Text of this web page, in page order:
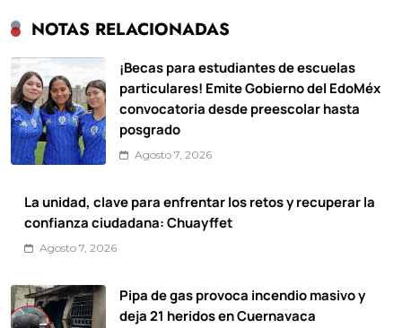
NOTAS RELACIONADAS
¡Becas para estudiantes de escuelas
particulares! Emite Gobierno del EdoMéx
convocatoria desde preescolar hasta
posgrado
Agosto 7, 2026
La unidad, clave para enfrentar los retos y recuperar la
confianza ciudadana: Chuayffet
Agosto 7, 2026
Pipa de gas provoca incendio masivo y
deja 21 heridos en Cuernavaca